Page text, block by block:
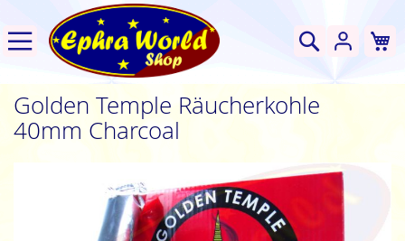
Suche
Golden Temple Räucherkohle
40mm Charcoal